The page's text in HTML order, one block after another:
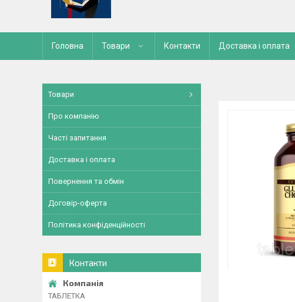
Головна Товари Контакти Доставка і оплата
Товари
Про компанію
Часті запитання
Доставка і оплата
Повернення та обмін
Договір-оферта
Політика конфіденційності
Контакти
ТАБЛЕТКА